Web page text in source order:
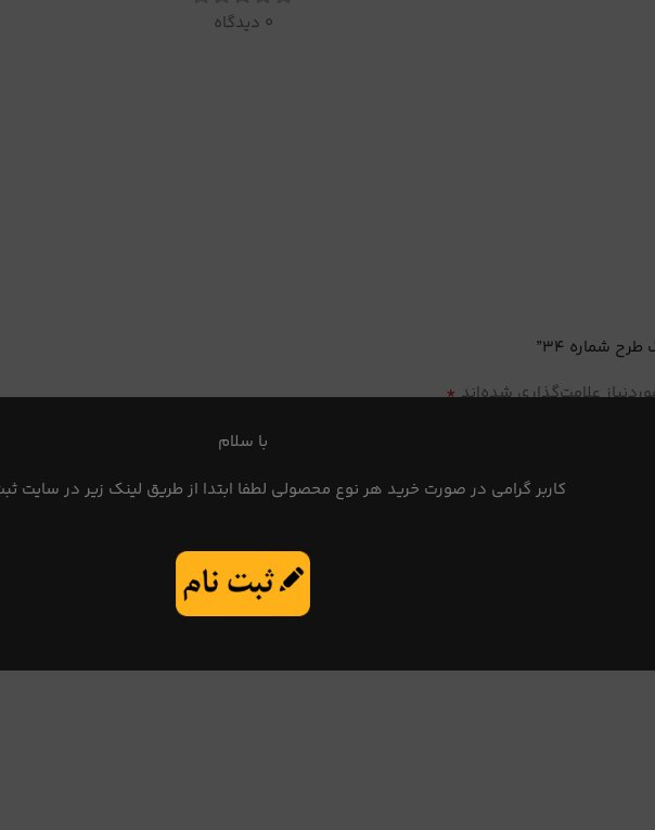
با سلام
کاربر گرامی در صورت خرید هر نوع محصولی لطفا ابتدا از طریق لینک زیر در سایت
0 دیدگاه
شماره 34”
علامت‌گذاری شده‌اند*